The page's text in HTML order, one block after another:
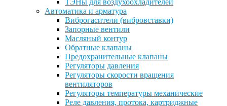
ТЭНы для воздухоохладителей
Автоматика и арматура
Виброгасители (вибровставки)
Запорные вентили
Масляный контур
Обратные клапаны
Предохранительные клапаны
Регуляторы давления
Регуляторы скорости вращения
вентиляторов
Регуляторы температуры механические
Реле давления, протока, картриджные